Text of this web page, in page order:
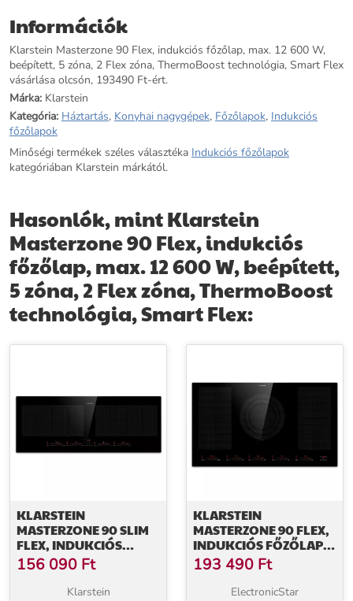
csupán teljesítményes, hanem rendkívül sokoldalú is. A 12 600
wattos boost funkcióval villámgyorsan elérhető a kívánt hőfok, a
finomhangolást pedig a csúszóérintős vezérlőpanel teszi lehetővé. A
Simmer funkciónak köszönhetően az alacsony lángon való párolás,
olvasztás és lassan főzés is tökéletesen kivitelezhető. Az
üvegkerámia felület karbantartása minimális: egyszerűen
letörölhető, és esztétikailag is illeszkedik bármely modern konyhai
környezethez.A két összevonható flexzóna lehetővé teszi nagyobb
edények és serpenyők használatát is. Az edényérzékelő, a
szünetfunkció, a gyermekzár és a túlhevülés elleni védelem
gondoskodik a biztonságos és kényelmes használatról. Fontos
készült készülék — a konyhabútorba való illesztéshez szükséges
szerelési kellékek a csomagban megtalálhatók. Rendelje meg még
ma, és élvezze a főzés egy magasabb szintjét.
További információk>>
Információk
Klarstein Masterzone 90 Flex, indukciós főzőlap, max. 12 600 W,
beépített, 5 zóna, 2 Flex zóna, ThermoBoost technológia, Smart Flex
vásárlása olcsón, 193490 Ft-ért.
Márka: Klarstein
Kategória: Háztartás, Konyhai nagygépek, Főzőlapok, Indukciós
főzőlapok
Minőségi termékek széles választéka Indukciós főzőlapok
kategóriában Klarstein márkától.
Hasonlók, mint Klarstein
Masterzone 90 Flex, indukciós
főzőlap, max. 12 600 W, beépített,
5 zóna, 2 Flex zóna, ThermoBoost
technológia, Smart Flex:
KLARSTEIN
MASTERZONE 90 SLIM
FLEX, INDUKCIÓS
FŐZŐLAP, MAX. 7200
W, BEÉPÍTETT, 4 ZÓNA,
2 FLEX ZÓNA,
156 090 Ft
Klarstein
KLARSTEIN
MASTERZONE 90 FLEX,
INDUKCIÓS FŐZŐLAP,
MAX. 12 600 W,
BEÉPÍTETT, 5 ZÓNA, 2
FLEX ZÓNA,
193 490 Ft
ElectronicStar